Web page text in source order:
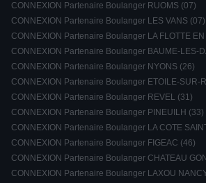
CONNEXION Partenaire Boulanger RUOMS (07)
CONNEXION Partenaire Boulanger LES VANS (07)
CONNEXION Partenaire Boulanger LA FLOTTE
CONNEXION Partenaire Boulanger BAUME-LES-
CONNEXION Partenaire Boulanger NYONS (26)
CONNEXION Partenaire Boulanger ETOILE-SUR-
CONNEXION Partenaire Boulanger REVEL (31)
CONNEXION Partenaire Boulanger PINEUILH (33)
CONNEXION Partenaire Boulanger LA COTE
CONNEXION Partenaire Boulanger FIGEAC (46)
CONNEXION Partenaire Boulanger CHATEAU
CONNEXION Partenaire Boulanger LAXOU